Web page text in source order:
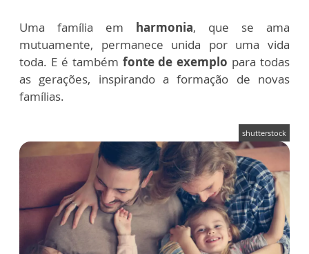
Uma família em harmonia, que se ama
mutuamente, permanece unida por uma vida
toda. E é também fonte de exemplo para todas
as gerações, inspirando a formação de novas
famílias.
shutterstock